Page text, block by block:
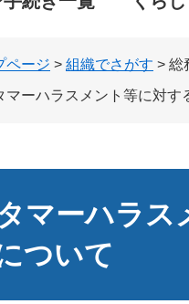
ページ > 組織でさがす > 総
マーハラスメント等に対す
マーハラス
ついて